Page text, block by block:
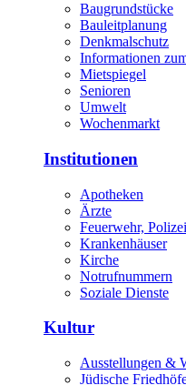
Baugrundstücke
Bauleitplanung
Denkmalschutz
Informationen
Mietspiegel
Senioren
Umwelt
Wochenmarkt
Institutionen
Apotheken
Ärzte
Feuerwehr,
Krankenhäuser
Kirche
Notrufnummern
Soziale Dienste
Kultur
Ausstellungen &
Jüdische